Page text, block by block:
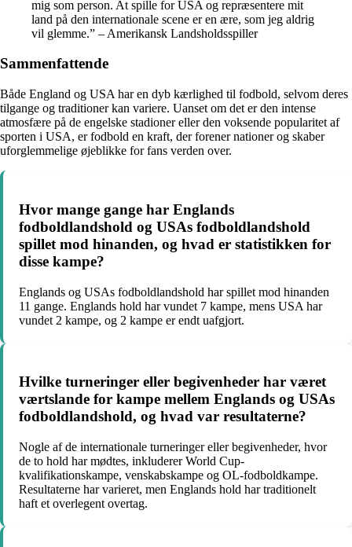
mig som person. At spille for USA og repræsentere mit
land på den internationale scene er en ære, som jeg aldrig
vil glemme.” – Amerikansk Landsholdsspiller
Sammenfattende
Både England og USA har en dyb kærlighed til fodbold, selvom deres
tilgange og traditioner kan variere. Uanset om det er den intense
atmosfære på de engelske stadioner eller den voksende popularitet af
sporten i USA, er fodbold en kraft, der forener nationer og skaber
uforglemmelige øjeblikke for fans verden over.
Hvor mange gange har Englands
fodboldlandshold og USAs fodboldlandshold
spillet mod hinanden, og hvad er statistikken for
disse kampe?
Englands og USAs fodboldlandshold har spillet mod hinanden
11 gange. Englands hold har vundet 7 kampe, mens USA har
vundet 2 kampe, og 2 kampe er endt uafgjort.
Hvilke turneringer eller begivenheder har været
værtslande for kampe mellem Englands og USAs
fodboldlandshold, og hvad var resultaterne?
Nogle af de internationale turneringer eller begivenheder, hvor
de to hold har mødtes, inkluderer World Cup-
kvalifikationskampe, venskabskampe og OL-fodboldkampe.
Resultaterne har varieret, men Englands hold har traditionelt
haft et overlegent overtag.